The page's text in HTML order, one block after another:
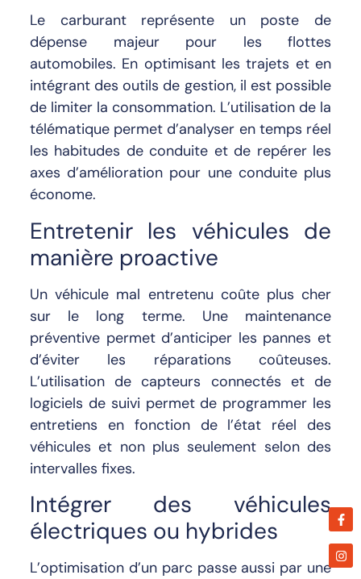
Le carburant représente un poste de
dépense majeur pour les flottes
automobiles. En optimisant les trajets et en
intégrant des outils de gestion, il est possible
de limiter la consommation. L’utilisation de la
télématique permet d’analyser en temps réel
les habitudes de conduite et de repérer les
axes d’amélioration pour une conduite plus
économe.
Entretenir les véhicules de
manière proactive
Un véhicule mal entretenu coûte plus cher
sur le long terme. Une maintenance
préventive permet d’anticiper les pannes et
d’éviter les réparations coûteuses.
L’utilisation de capteurs connectés et de
logiciels de suivi permet de programmer les
entretiens en fonction de l’état réel des
véhicules et non plus seulement selon des
intervalles fixes.
Intégrer des véhicules
électriques ou hybrides
L’optimisation d’un parc passe aussi par une